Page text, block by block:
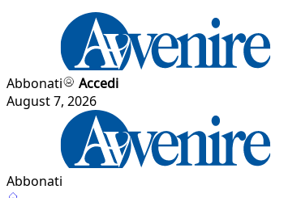
Abbonati
Accedi
August 7, 2026
Abbonati